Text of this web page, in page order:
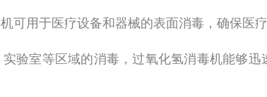
可用于医疗设备和器械的表面消毒，确保医
验室等区域的消毒，过氧化氢消毒机能够